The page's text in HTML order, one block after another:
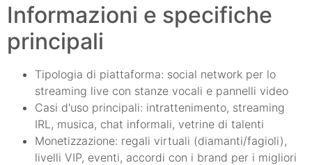
Informazioni e specifiche
principali
Tipologia di piattaforma: social network per lo
streaming live con stanze vocali e pannelli video
Casi d'uso principali: intrattenimento, streaming
IRL, musica, chat informali, vetrine di talenti
Monetizzazione: regali virtuali (diamanti/fagioli),
livelli VIP, eventi, accordi con i brand per i migliori